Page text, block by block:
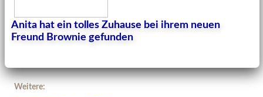
Anita hat ein tolles Zuhause bei ihrem neuen
Freund Brownie gefunden
Weitere: